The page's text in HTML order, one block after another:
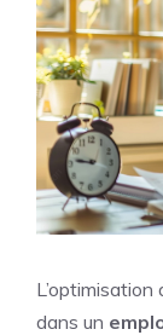
dans un